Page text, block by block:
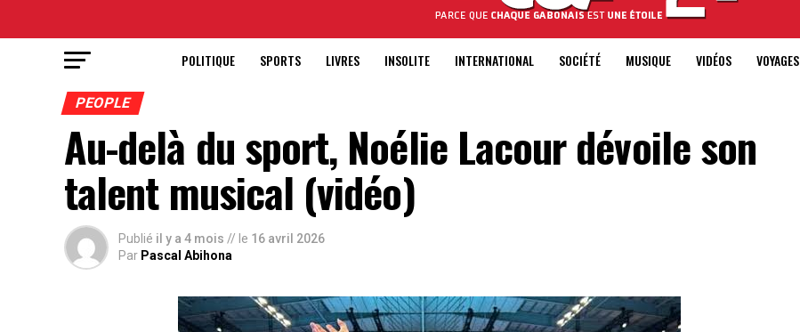
POLITIQUE SPORTS LIVRES INSOLITE INTERNATIONAL SOCIÉTÉ MUSIQUE VIDÉOS VOYAGES
PEOPLE
Au-delà du sport, Noélie Lacour dévoile son
talent musical (vidéo)
Publié il y a 4 mois // le 16 avril 2026
Par Pascal Abihona